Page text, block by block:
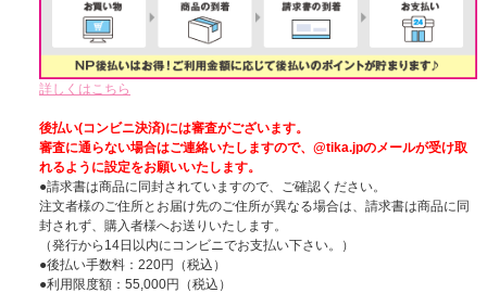
詳しくはこちら
後払い(コンビニ決済)には審査がございます。
審査に通らない場合はご連絡いたしますので、@tika.jpのメールが受け取
れるように設定をお願いいたします。
●請求書は商品に同封されていますので、ご確認ください。
注文者様のご住所とお届け先のご住所が異なる場合は、請求書は商品に同
封されず、購入者様へお送りいたします。
（発行から14日以内にコンビニでお支払い下さい。）
●後払い手数料：220円（税込）
●利用限度額：55,000円（税込）